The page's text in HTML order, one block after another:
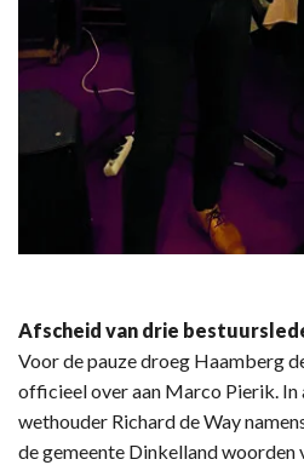
Afscheid van drie
Voor de pauze droeg Haamberg
officieel over aan Marco Pierik. In
wethouder Richard de Way
de gemeente Dinkelland woorden